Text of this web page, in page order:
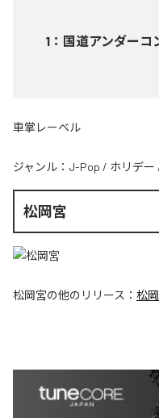
1 ： 国道アンダーコ
車掌レーベル
ジャンル： J-Pop / ホリデー
松岡宮
松岡宮の他のリリース： 松